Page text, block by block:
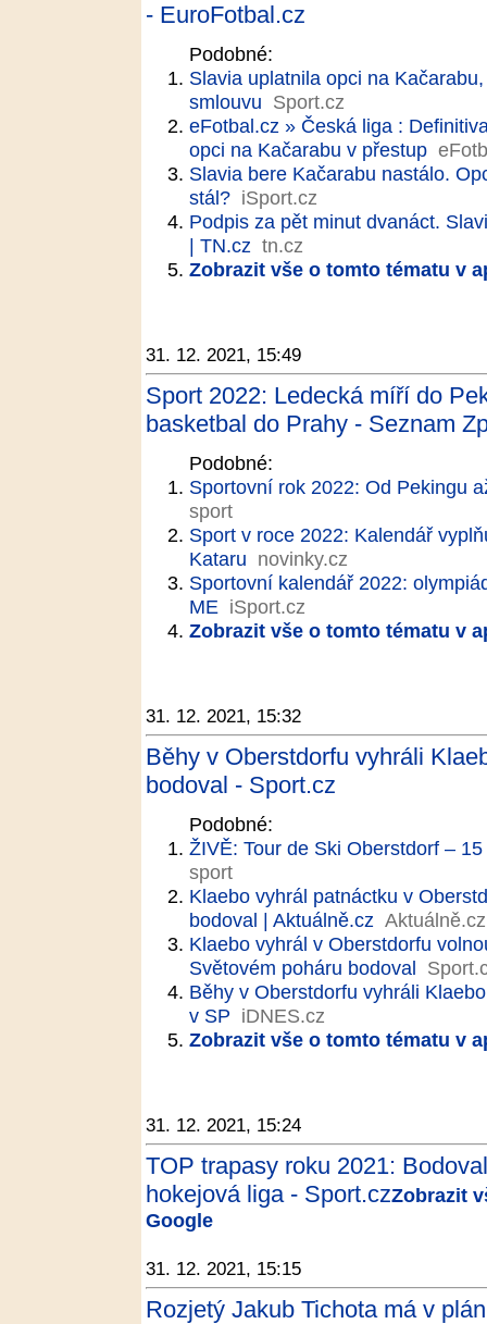
- EuroFotbal.cz
Podobné:
Slavia uplatnila opci na
smlouvu Sport.cz
eFotbal.cz » Česká liga :
opci na Kačarabu v přestup
Slavia bere Kačarabu nastálo.
stál? iSport.cz
Podpis za pět minut dvanáct.
| TN.cz tn.cz
Zobrazit vše o tomto tématu v
31. 12. 2021, 15:49
Sport 2022: Ledecká míří do
basketbal do Prahy - Seznam
Podobné:
Sportovní rok 2022: Od Pekingu
sport
Sport v roce 2022: Kalendář
Kataru novinky.cz
Sportovní kalendář 2022:
ME iSport.cz
Zobrazit vše o tomto tématu v
31. 12. 2021, 15:32
Běhy v Oberstdorfu vyhráli
bodoval - Sport.cz
Podobné:
ŽIVĚ: Tour de Ski Oberstdorf –
sport
Klaebo vyhrál patnáctku v
bodoval | Aktuálně.cz Aktuálně.cz
Klaebo vyhrál v Oberstdorfu
Světovém poháru bodoval
Běhy v Oberstdorfu vyhráli
v SP iDNES.cz
Zobrazit vše o tomto tématu v
31. 12. 2021, 15:24
TOP trapasy roku 2021:
hokejová liga - Sport.czZobrazit
Google
31. 12. 2021, 15:15
Rozjetý Jakub Tichota má v